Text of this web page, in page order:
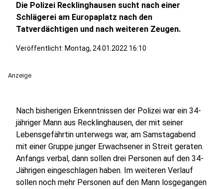
Die Polizei Recklinghausen sucht nach einer
Schlägerei am Europaplatz nach den
Tatverdächtigen und nach weiteren Zeugen.
Veröffentlicht: Montag, 24.01.2022 16:10
Anzeige
Nach bisherigen Erkenntnissen der Polizei war ein 34-
jähriger Mann aus Recklinghausen, der mit seiner
Lebensgefährtin unterwegs war, am Samstagabend
mit einer Gruppe junger Erwachsener in Streit geraten.
Anfangs verbal, dann sollen drei Personen auf den 34-
Jährigen eingeschlagen haben. Im weiteren Verlauf
sollen noch mehr Personen auf den Mann losgegangen